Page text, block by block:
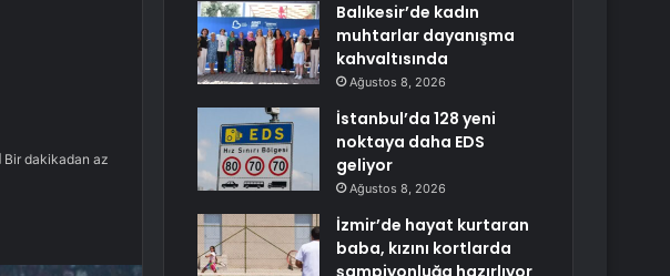
Bir dakikadan az
Balıkesir’de kadın
muhtarlar dayanışma
kahvaltısında
Ağustos 8, 2026
İstanbul’da 128 yeni
noktaya daha EDS
geliyor
Ağustos 8, 2026
İzmir’de hayat kurtaran
baba, kızını kortlarda
şampiyonluğa hazırlıyor